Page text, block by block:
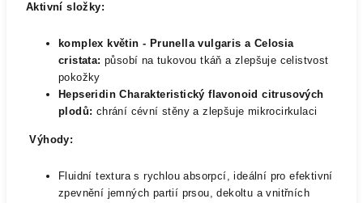
Aktivní složky:
komplex květin - Prunella vulgaris a Celosia
cristata: působí na tukovou tkáň a zlepšuje celistvost
pokožky
Hepseridin Charakteristický flavonoid citrusových
plodů: chrání cévní stěny a zlepšuje mikrocirkulaci
Výhody:
Fluidní textura s rychlou absorpcí, ideální pro efektivní
zpevnění jemných partií prsou, dekoltu a vnitřních